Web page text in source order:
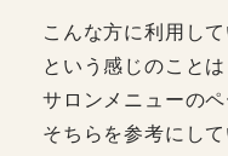
こんな方に利用し
という感じのことは
サロンメニューの
そちらを参考にし